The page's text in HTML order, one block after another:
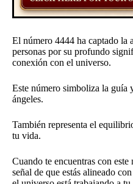
El número 4444 ha captado la
personas por su profundo
conexión con el universo.
Este número simboliza la guía
ángeles.
También representa el
tu vida.
Cuando te encuentras con este
señal de que estás alineado